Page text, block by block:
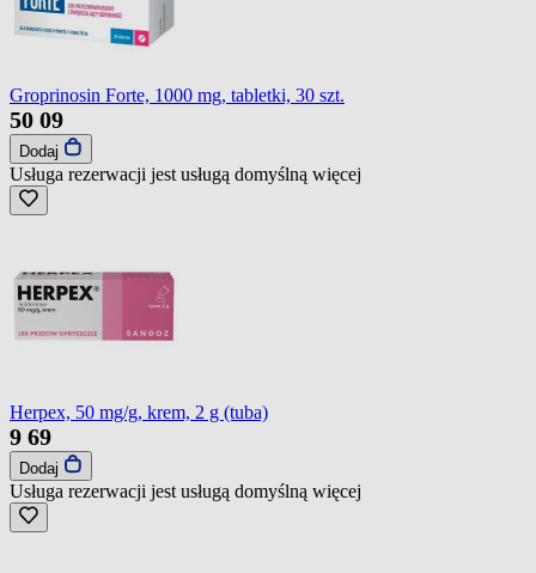
Groprinosin Forte, 1000 mg, tabletki, 30 szt.
50 09
Dodaj
Usługa rezerwacji jest usługą domyślną więcej
Herpex, 50 mg/g, krem, 2 g (tuba)
9 69
Dodaj
Usługa rezerwacji jest usługą domyślną więcej